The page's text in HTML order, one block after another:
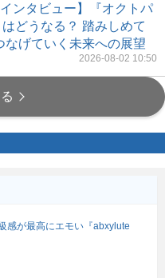
ンタビュー】『オクトパ
どうなる？ 踏みしめて
なげていく未来への展望
2026-08-02 10:50
感が最高にエモい『abxylute